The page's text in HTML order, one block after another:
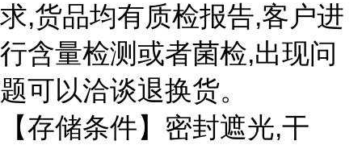
求,货品均有质检报告,客户进
行含量检测或者菌检,出现问
题可以洽谈退换货。
【存储条件】密封遮光,干